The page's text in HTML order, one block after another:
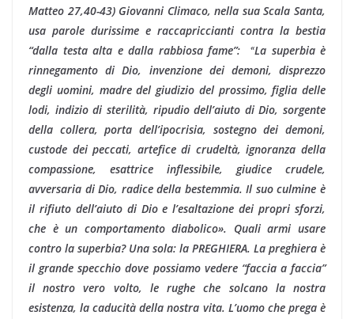
Matteo 27,40-43) Giovanni Climaco, nella sua Scala Santa,
usa parole durissime e raccapriccianti contra la bestia
“dalla testa alta e dalla rabbiosa fame”:
«La superbia è
rinnegamento di Dio, invenzione dei demoni, disprezzo
degli uomini, madre del giudizio del prossimo, figlia delle
lodi, indizio di sterilità, ripudio dell’aiuto di Dio, sorgente
della collera, porta dell’ipocrisia, sostegno dei demoni,
custode dei peccati, artefice di crudeltà, ignoranza della
compassione, esattrice inflessibile, giudice crudele,
avversaria di Dio, radice della bestemmia. Il suo culmine è
il rifiuto dell’aiuto di Dio e l’esaltazione dei propri sforzi,
che è un comportamento diabolico». Quali armi usare
contro la superbia? Una sola: la PREGHIERA. La preghiera è
il grande specchio dove possiamo vedere “faccia a faccia”
il nostro vero volto, le rughe che solcano la nostra
esistenza, la caducità della nostra vita. L’uomo che prega è